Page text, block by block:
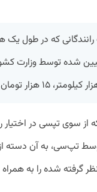
هزینه بنزین پرداخت می‌کند.
از سوی تپسی در
تپ‌سی، به آن دسته
گرفته شده را به